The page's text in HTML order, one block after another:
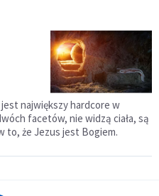
największy hardcore w
facetów, nie widzą ciała, są
to, że Jezus jest Bogiem.